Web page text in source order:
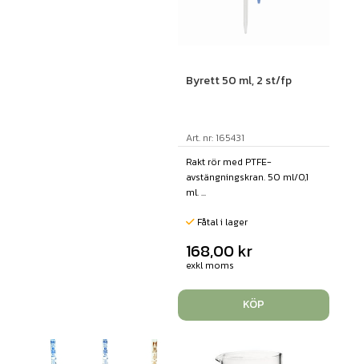
Byrett 50 ml, 2 st/fp
Art. nr: 165431
Rakt rör med PTFE-
avstängningskran. 50 ml/0,1
ml. ...
Fåtal i lager
168,00 kr
exkl moms
KÖP